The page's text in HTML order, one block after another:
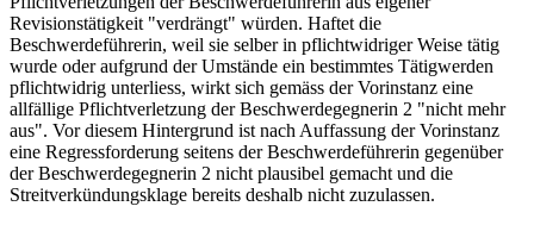
Revisionstätigkeit "verdrängt" würden. Haftet die
Beschwerdeführerin, weil sie selber in pflichtwidriger Weise tätig
wurde oder aufgrund der Umstände ein bestimmtes Tätigwerden
pflichtwidrig unterliess, wirkt sich gemäss der Vorinstanz eine
allfällige Pflichtverletzung der Beschwerdegegnerin 2 "nicht mehr
aus". Vor diesem Hintergrund ist nach Auffassung der Vorinstanz
eine Regressforderung seitens der Beschwerdeführerin gegenüber
der Beschwerdegegnerin 2 nicht plausibel gemacht und die
Streitverkündungsklage bereits deshalb nicht zuzulassen.